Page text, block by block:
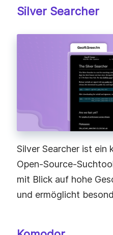
Silver Searcher
Silver Searcher ist ein
mit Blick auf hohe
und ermöglicht